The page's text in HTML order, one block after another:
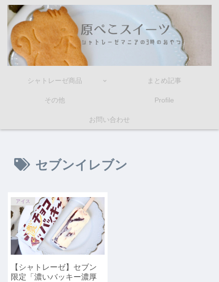
シャトレーゼ商品 まとめ記事
その他 Profile
お問い合わせ
セブンイレブン
アイス
【シャトレーゼ】セブン
限定「濃いバッキー濃厚